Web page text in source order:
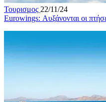
Τουρισμος 22/11/24
Eurowings: Αυξάνονται οι